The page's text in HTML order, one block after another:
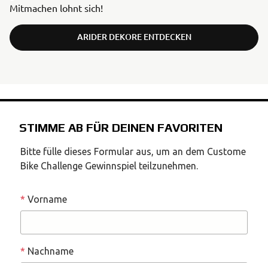
Mitmachen lohnt sich!
ARIDER DEKORE ENTDECKEN